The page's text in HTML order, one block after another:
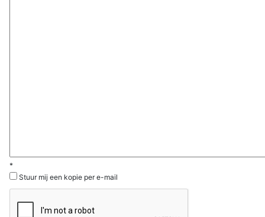
*
Stuur mij een kopie per e-mail